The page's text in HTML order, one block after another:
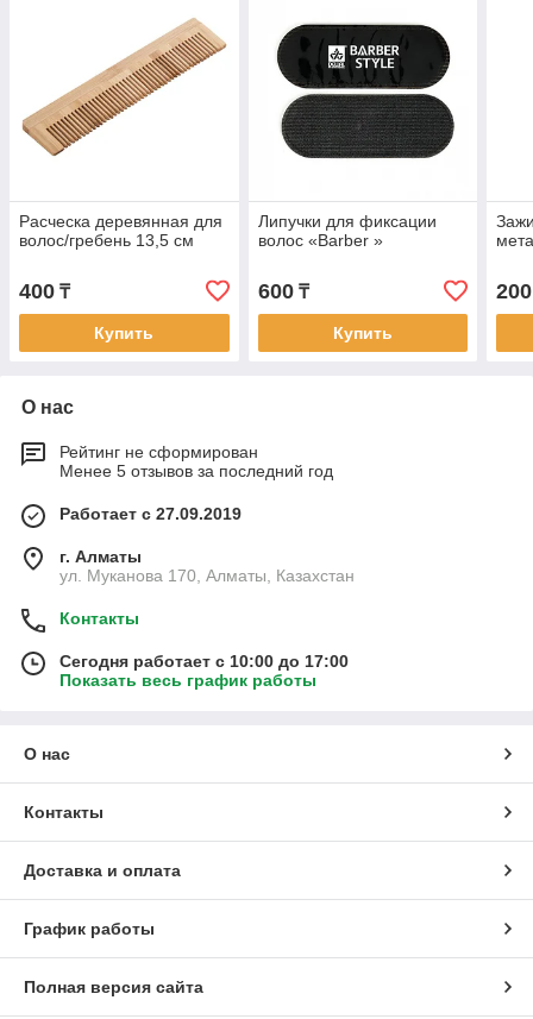
Расческа деревянная для
волос/гребень 13,5 см
400 ₸
Купить
Липучки для фиксации
волос «Barber »
600₸
Купить
200
О нас
Рейтинг не сформирован
Менее 5 отзывов за последний год
Работает с 27.09.2019
г. Алматы
ул. Муканова 170, Алматы, Казахстан
Контакты
Сегодня работает с 10:00 до 17:00
Показать весь график работы
О нас
Контакты
Доставка и оплата
График работы
Полная версия сайта